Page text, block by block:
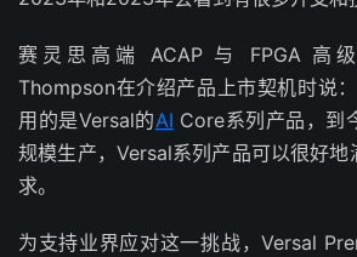
赛灵思高端 ACAP 与 FPGA 高
Thompson在介绍产品上市契机时说
用的是Versal的AI Core系列产品，到
规模生产，Versal系列产品可以很好地
求。
为支持业界应对这一挑战，Versal